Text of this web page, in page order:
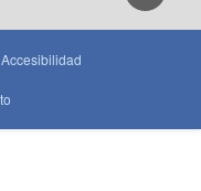
Accesibilidad